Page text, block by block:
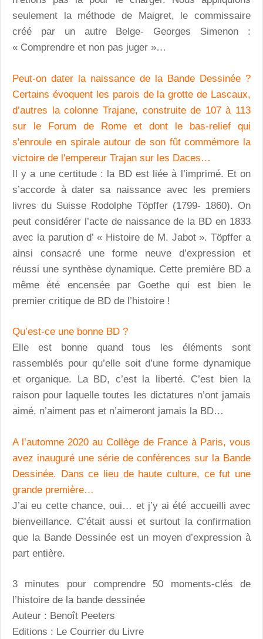
seulement la méthode de Maigret, le commissaire
créé par un autre Belge- Georges Simenon :
« Comprendre et non pas juger »…
Peut-on dater la naissance de la Bande Dessinée ?
Certains évoquent les parois de la grotte de Lascaux,
d’autres la colonne Trajane, construite de 107 à 113
sur le Forum de Rome et dont le bas-relief qui
s'enroule en spirale autour de son fût commémore la
victoire de l'empereur Trajan sur les Daces…
Il y a une certitude : la BD est liée à l’imprimé. Et on
s’accorde à dater sa naissance avec les premiers
livres du Suisse Rodolphe Töpffer (1799- 1860). On
peut considérer l’acte de naissance de la BD en 1833
avec la parution d’ « Histoire de M. Jabot ». Töpffer a
ainsi consacré une forme neuve d’expression et
réussi une synthèse dynamique. Cette première BD a
même été encensée par Goethe qui est bien le
premier critique de BD de l’histoire !
Qu’est-ce une bonne BD ?
Elle est bonne quand tous les éléments sont
rassemblés pour qu’elle soit d’une forme dynamique
et organique. La BD, c’est la liberté. C’est bien la
raison pour laquelle toutes les dictatures n’ont jamais
aimé, n’aiment pas et n’aimeront jamais la BD…
A l’automne 2020 au Collège de France à Paris, vous
avez inauguré une série de conférences sur la Bande
Dessinée. Dans ce lieu de haute culture, ce fut une
grande première…
J’ai eu cette chance, oui… et j’y ai été accueilli avec
bienveillance. C’était aussi et surtout la confirmation
que la Bande Dessinée est un moyen d’expression à
part entière.
3 minutes pour comprendre 50 moments-clés de
l’histoire de la bande dessinée
Auteur : Benoît Peeters
Editions : Le Courrier du Livre